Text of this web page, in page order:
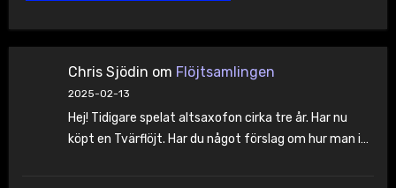
Chris Sjödin om Flöjtsamlingen
2025-02-13
Hej! Tidigare spelat altsaxofon cirka tre år. Har nu
köpt en Tvärflöjt. Har du något förslag om hur man i…